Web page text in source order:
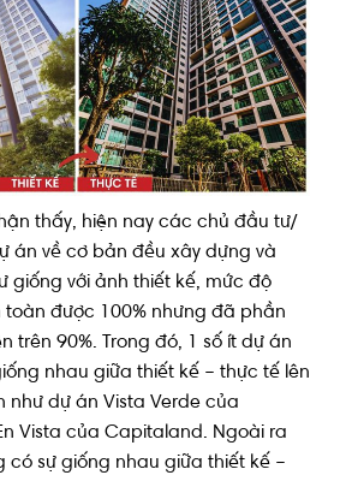
thấy, hiện nay các chủ đầu tư/
án về cơ bản đều xây dựng và
giống với ảnh thiết kế, mức độ
được 100% nhưng đã phần
trên 90%. Trong đó, 1 số ít dự án
nhau giữa thiết kế – thực tế lên
như dự án Vista Verde của
Vista của Capitaland. Ngoài ra
có sự giống nhau giữa thiết kế –